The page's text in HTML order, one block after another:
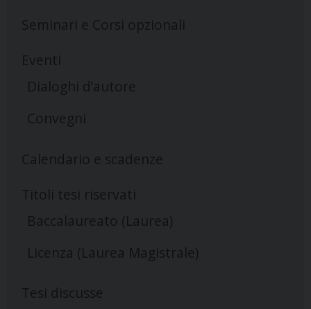
Seminari e Corsi opzionali
Eventi
Dialoghi d’autore
Convegni
Calendario e scadenze
Titoli tesi riservati
Baccalaureato (Laurea)
Licenza (Laurea Magistrale)
Tesi discusse